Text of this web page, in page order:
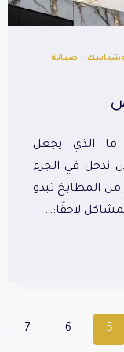
صيانة
متقدمة في 2026: ما الذي يجعل
ندخل في الجزء
من المطابخ تبدو
لاحقًا:…
5
6
7